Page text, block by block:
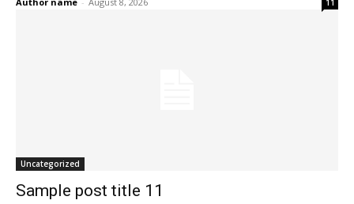
11
Uncategorized
Sample post title 11